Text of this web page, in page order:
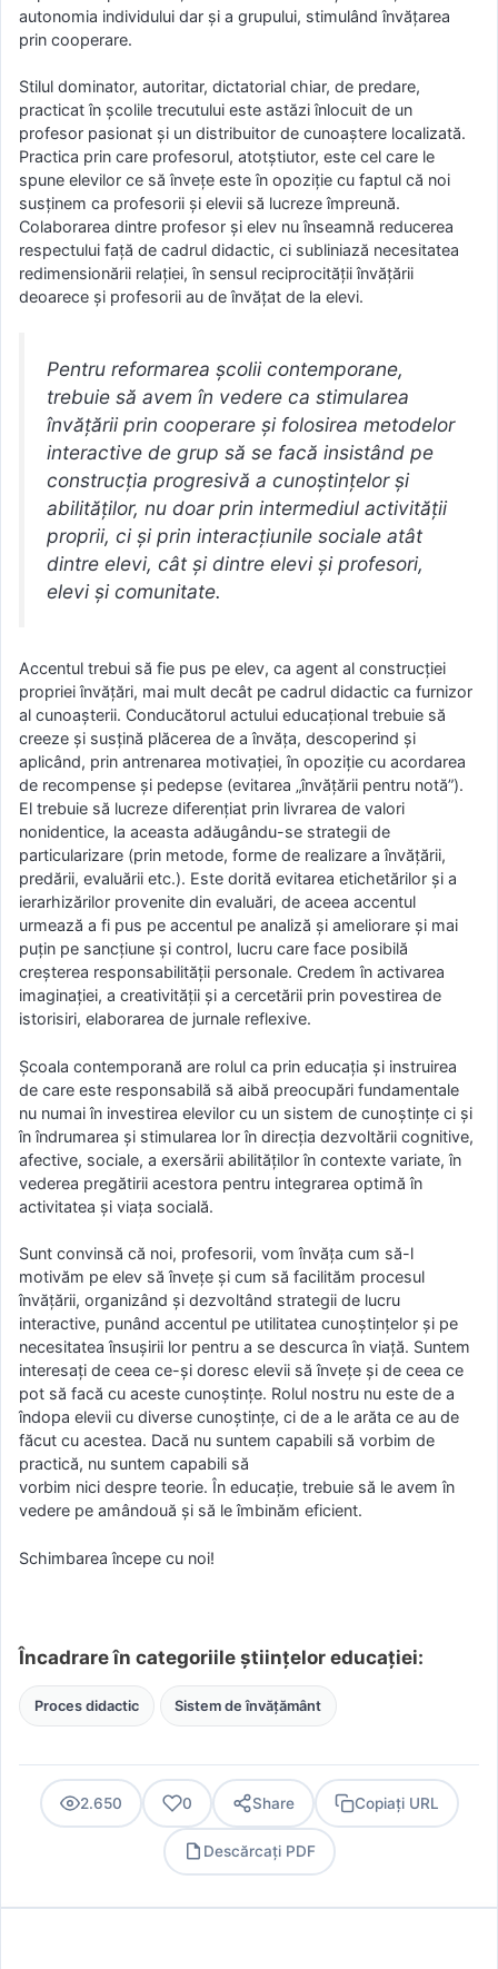
autonomia individului dar şi a grupului, stimulând învăţarea
prin cooperare.
Stilul dominator, autoritar, dictatorial chiar, de predare,
practicat în şcolile trecutului este astăzi înlocuit de un
profesor pasionat şi un distribuitor de cunoaştere localizată.
Practica prin care profesorul, atotştiutor, este cel care le
spune elevilor ce să înveţe este în opoziţie cu faptul că noi
susţinem ca profesorii şi elevii să lucreze împreună.
Colaborarea dintre profesor şi elev nu înseamnă reducerea
respectului faţă de cadrul didactic, ci subliniază necesitatea
redimensionării relaţiei, în sensul reciprocităţii învăţării
deoarece şi profesorii au de învăţat de la elevi.
Pentru reformarea şcolii contemporane,
trebuie să avem în vedere ca stimularea
învăţării prin cooperare şi folosirea metodelor
interactive de grup să se facă insistând pe
construcţia progresivă a cunoştinţelor şi
abilităţilor, nu doar prin intermediul activităţii
proprii, ci şi prin interacţiunile sociale atât
dintre elevi, cât şi dintre elevi şi profesori,
elevi şi comunitate.
Accentul trebui să fie pus pe elev, ca agent al construcţiei
propriei învăţări, mai mult decât pe cadrul didactic ca furnizor
al cunoaşterii. Conducătorul actului educaţional trebuie să
creeze şi susţină plăcerea de a învăţa, descoperind şi
aplicând, prin antrenarea motivaţiei, în opoziţie cu acordarea
de recompense şi pedepse (evitarea „învăţării pentru notă”).
El trebuie să lucreze diferenţiat prin livrarea de valori
nonidentice, la aceasta adăugându-se strategii de
particularizare (prin metode, forme de realizare a învăţării,
predării, evaluării etc.). Este dorită evitarea etichetărilor şi a
ierarhizărilor provenite din evaluări, de aceea accentul
urmează a fi pus pe accentul pe analiză şi ameliorare şi mai
puţin pe sancţiune şi control, lucru care face posibilă
creşterea responsabilităţii personale. Credem în activarea
imaginaţiei, a creativităţii şi a cercetării prin povestirea de
istorisiri, elaborarea de jurnale reflexive.
Şcoala contemporană are rolul ca prin educaţia şi instruirea
de care este responsabilă să aibă preocupări fundamentale
nu numai în investirea elevilor cu un sistem de cunoştinţe ci şi
în îndrumarea şi stimularea lor în direcţia dezvoltării cognitive,
afective, sociale, a exersării abilităţilor în contexte variate, în
vederea pregătirii acestora pentru integrarea optimă în
activitatea şi viaţa socială.
Sunt convinsă că noi, profesorii, vom învăţa cum să-l
motivăm pe elev să înveţe şi cum să facilităm procesul
învăţării, organizând şi dezvoltând strategii de lucru
interactive, punând accentul pe utilitatea cunoştinţelor şi pe
necesitatea însuşirii lor pentru a se descurca în viaţă. Suntem
interesaţi de ceea ce-şi doresc elevii să înveţe şi de ceea ce
pot să facă cu aceste cunoştinţe. Rolul nostru nu este de a
îndopa elevii cu diverse cunoştinţe, ci de a le arăta ce au de
făcut cu acestea. Dacă nu suntem capabili să vorbim de
practică, nu suntem capabili să
vorbim nici despre teorie. În educaţie, trebuie să le avem în
vedere pe amândouă şi să le îmbinăm eficient.
Schimbarea începe cu noi!
Încadrare în categoriile științelor educației:
Proces didactic Sistem de învățământ
2.650 0 Share Copiați URL
Descărcați PDF